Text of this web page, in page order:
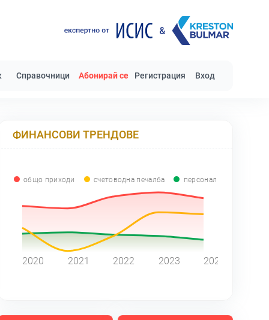
Справочници Абонирай се Регистрация Вход
ФИНАНСОВИ ТРЕНДОВЕ
общо приходи счетоводна печалба персонал
2020 2021 2022 2023 2024